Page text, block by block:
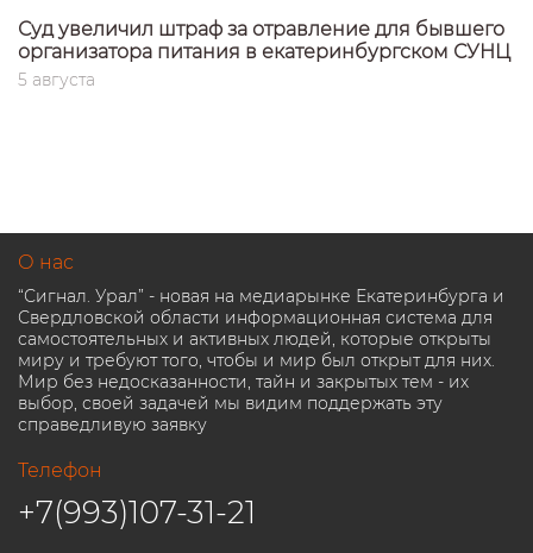
Суд увеличил штраф за отравление для бывшего
организатора питания в екатеринбургском СУНЦ
5 августа
О нас
“Сигнал. Урал” - новая на медиарынке Екатеринбурга и
Свердловской области информационная система для
самостоятельных и активных людей, которые открыты
миру и требуют того, чтобы и мир был открыт для них.
Мир без недосказанности, тайн и закрытых тем - их
выбор, своей задачей мы видим поддержать эту
справедливую заявку
Телефон
+7(993)107-31-21